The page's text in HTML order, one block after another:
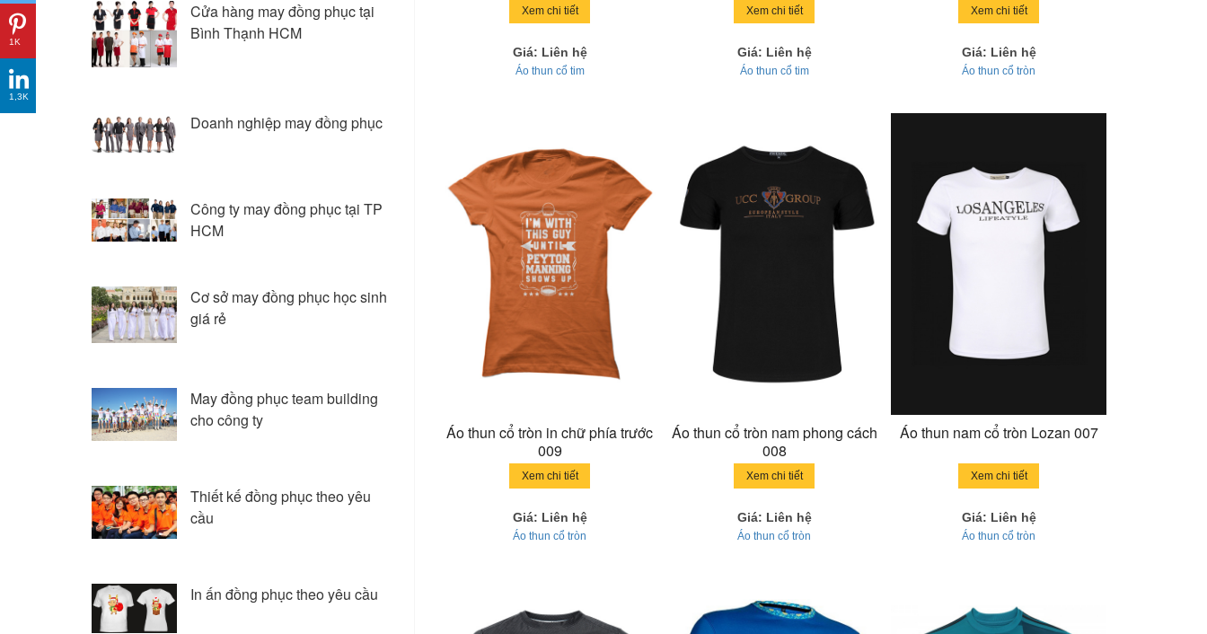
Cửa hàng may đồng phục tại
Bình Thạnh HCM
Doanh nghiệp may đồng phục
Công ty may đồng phục tại TP
HCM
Cơ sở may đồng phục học sinh
giá rẻ
May đồng phục team building
cho công ty
Thiết kế đồng phục theo yêu
cầu
In ấn đồng phục theo yêu cầu
Xem chi tiết
Giá: Liên hệ
Áo thun cổ tim
Xem chi tiết
Giá: Liên hệ
Áo thun cổ tim
Xem chi tiết
Giá: Liên hệ
Áo thun cổ tròn
Áo thun cổ tròn in chữ phía trước
009
Xem chi tiết
Giá: Liên hệ
Áo thun cổ tròn
Áo thun cổ tròn nam phong cách
008
Xem chi tiết
Giá: Liên hệ
Áo thun cổ tròn
Áo thun nam cổ tròn Lozan 007
Xem chi tiết
Giá: Liên hệ
Áo thun cổ tròn
1K
1,3K